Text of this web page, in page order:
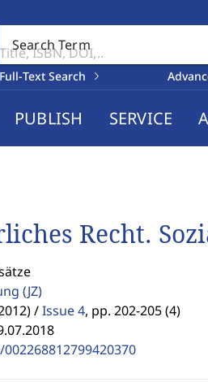
Search Term
Full-Text Search
PUBLISH SERVICE
Recht.
(JZ)
/ Issue 4, pp. 202-205 (4)
002268812799420370